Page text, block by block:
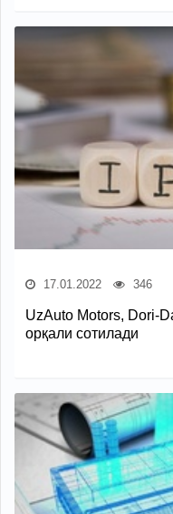
17.01.2022 346
UzAuto Motors, Dori-
орқали сотилади